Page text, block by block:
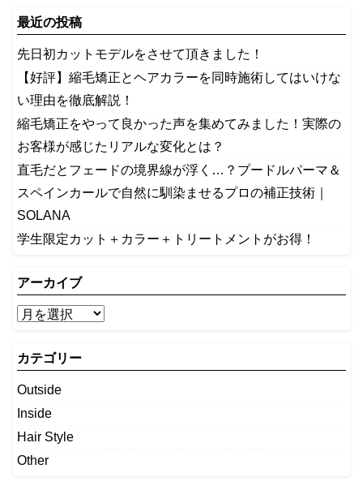
最近の投稿
先日初カットモデルをさせて頂きました！
【好評】縮毛矯正とヘアカラーを同時施術してはいけな
い理由を徹底解説！
縮毛矯正をやって良かった声を集めてみました！実際の
お客様が感じたリアルな変化とは？
​直毛だとフェードの境界線が浮く…？プードルパーマ＆
スペインカールで自然に馴染ませるプロの補正技術｜
SOLANA
学生限定カット＋カラー＋トリートメントがお得！
アーカイブ
カテゴリー
Outside
Inside
Hair Style
Other